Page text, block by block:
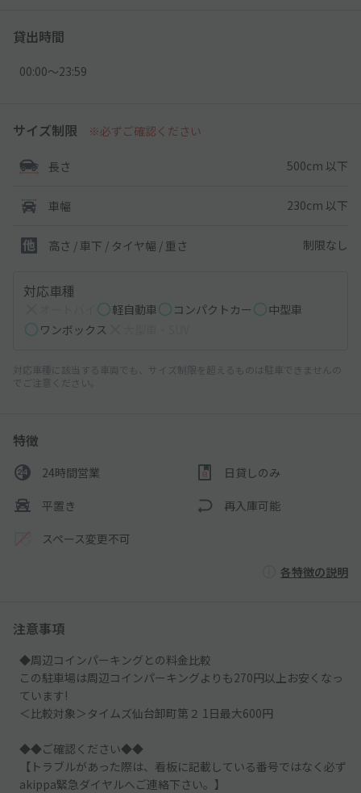
貸出時間
00:00〜23:59
サイズ制限 ※必ずご確認ください
長さ 500cm 以下
車幅 230cm 以下
高さ / 車下 / タイヤ幅 / 重さ 制限なし
対応車種
軽自動車 コンパクトカー
中型車
ワンボックス
対応車種に該当する車両でも、サイズ制限を超えるものは駐車できませんの
でご注意ください。
特徴
24時間営業 日貸しのみ
平置き 再入庫可能
スペース変更不可
各特徴の説明
注意事項
◆周辺コインパーキングとの料金比較
この駐車場は周辺コインパーキングよりも270円以上お安くなっ
ています!
＜比較対象＞タイムズ仙台卸町第２ 1日最大600円
◆◆ご確認ください◆◆
【トラブルがあった際は、看板に記載している番号ではなく必ず
akippa緊急ダイヤルへご連絡下さい。】